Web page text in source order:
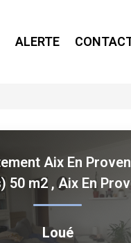
ALERTE
Aix En
50 m2 ,Aix En
Loué